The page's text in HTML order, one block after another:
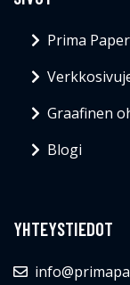
Prima Paper
Graafinen
Blogi
YHTEYSTIEDOT